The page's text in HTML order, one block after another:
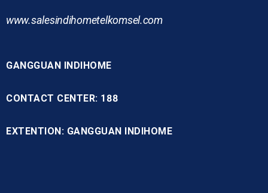
www.salesindihometelkomsel.com
GANGGUAN INDIHOME
CONTACT CENTER: 188
EXTENTION: GANGGUAN INDIHOME